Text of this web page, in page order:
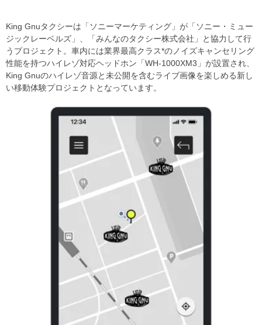
King Gnuタクシーは「ソニーマーケティング」が「ソニー・ミュー
ジックレーベルズ」、「みんなのタクシー株式会社」と協力して行
うプロジェクト。車内には業界最高クラス*のノイズキャンセリング
性能を持つハイレゾ対応ヘッドホン「WH-1000XM3」が設置され、
King Gnuのハイレゾ音源と未公開を含むライブ画像を楽しめる新し
い移動体験プロジェクトとなっています。